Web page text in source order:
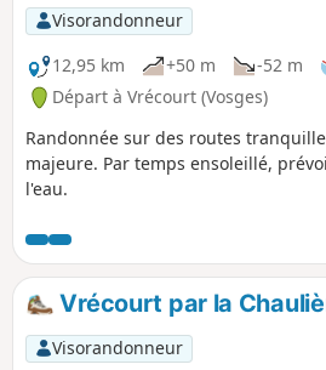
Visorandonneur
12,95 km
+50 m -52 m
Départ à Vrécourt (Vosges)
Randonnée sur des routes
majeure. Par temps ensoleillé,
l'eau.
Vrécourt par la
Visorandonneur